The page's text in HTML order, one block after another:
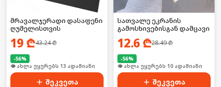
მრავალჯერადი დასაფენი
ღუმელისთვის
19 ₾43.24₾
-56%
🛒 ბოლო 24სთ-ში იყიდა 20-მა
შეკვეთა
სათვალე ეკრანის
გამოსხივებისგან დამცავი
12.6 ₾28.49₾
-56%
🛒 ბოლო 24სთ-ში იყიდა 12-მა
შეკვეთა